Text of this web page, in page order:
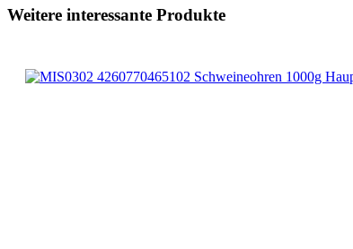
Weitere interessante Produkte